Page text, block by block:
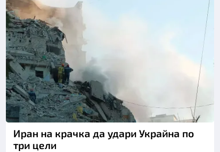
Снимка: ДСНС
Иран на крачка да удари Украйна по
три цели